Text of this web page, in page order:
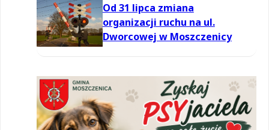
Od 31 lipca zmiana
organizacji ruchu na ul.
Dworcowej w Moszczenicy